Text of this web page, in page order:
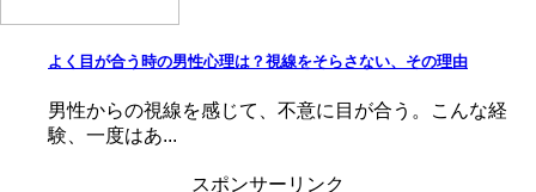
よく目が合う時の男性心理は？視線をそらさない、その理由
男性からの視線を感じて、不意に目が合う。こんな経
験、一度はあ...
スポンサーリンク